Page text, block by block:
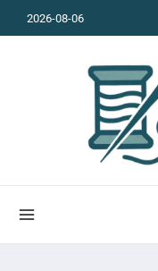
2026-08-06